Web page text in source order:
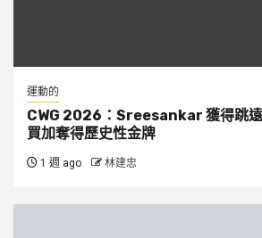
運動的
CWG 2026：Sreesankar 獲得跳
買加奪得歷史性金牌
1 週 ago 林建忠